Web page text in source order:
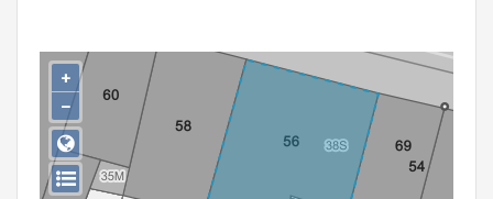
Downloads
Hergebruik
Aanmelden
+
−